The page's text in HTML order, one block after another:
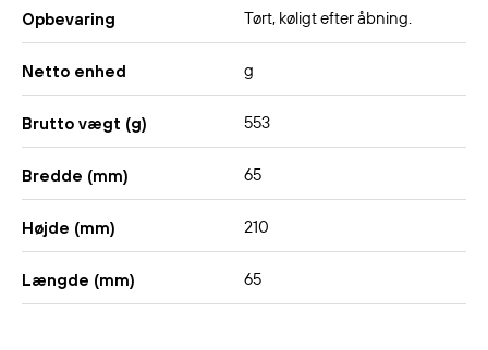
Opbevaring Tørt, køligt efter åbning.
Netto enhed g
Brutto vægt (g) 553
Bredde (mm) 65
Højde (mm) 210
Længde (mm) 65